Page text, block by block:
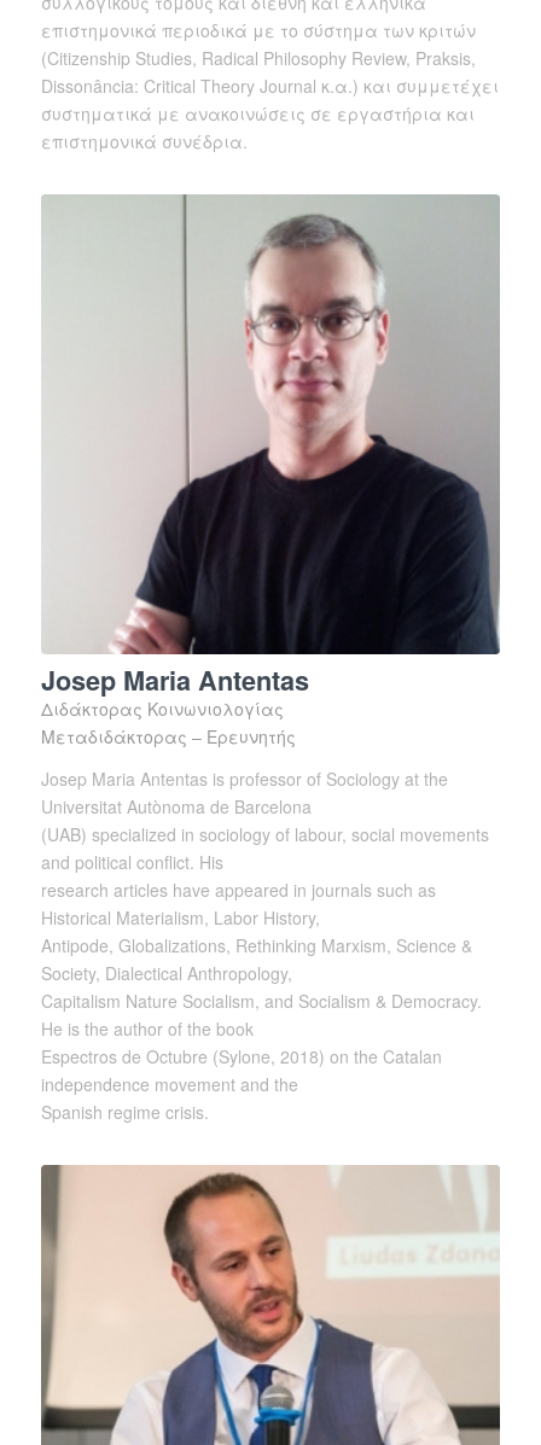
επιστημονικά περιοδικά με το σύστημα των κριτών
(Citizenship Studies, Radical Philosophy Review, Praksis,
Dissonância: Critical Theory Journal κ.α.) και συμμετέχει
συστηματικά με ανακοινώσεις σε εργαστήρια και
επιστημονικά συνέδρια.
Josep Maria Antentas
Διδάκτορας Κοινωνιολογίας
Μεταδιδάκτορας – Ερευνητής
Josep Maria Antentas is professor of Sociology at the
Universitat Autònoma de Barcelona
(UAB) specialized in sociology of labour, social movements
and political conflict. His
research articles have appeared in journals such as
Historical Materialism, Labor History,
Antipode, Globalizations, Rethinking Marxism, Science &
Society, Dialectical Anthropology,
Capitalism Nature Socialism, and Socialism & Democracy.
He is the author of the book
Espectros de Octubre (Sylone, 2018) on the Catalan
independence movement and the
Spanish regime crisis.